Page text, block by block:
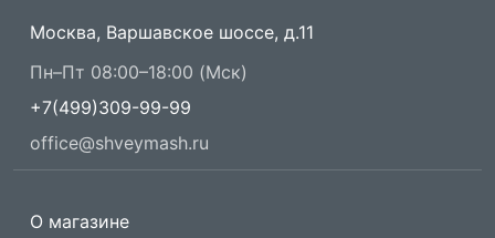
Москва, Варшавское шоссе, д.11
Пн–Пт 08:00–18:00 (Мск)
+7(499)309-99-99
office@shveymash.ru
О магазине